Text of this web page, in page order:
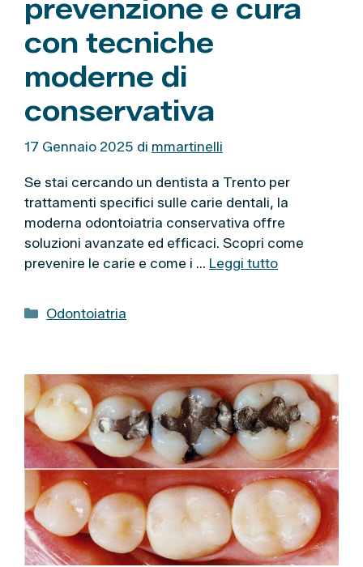
prevenzione e cura
con tecniche
moderne di
conservativa
17 Gennaio 2025 di mmartinelli
Se stai cercando un dentista a Trento per
trattamenti specifici sulle carie dentali, la
moderna odontoiatria conservativa offre
soluzioni avanzate ed efficaci. Scopri come
prevenire le carie e come i … Leggi tutto
C
e
g
o
r
i
e
Odontoiatria